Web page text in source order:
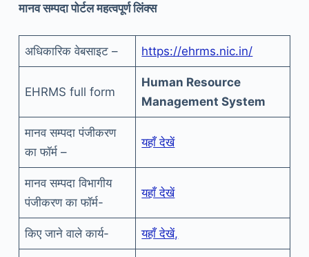
मानव सम्पदा पोर्टल महत्वपूर्ण लिंक्स
अधिकारिक वेबसाइट – https://ehrms.nic.in/
EHRMS full form
Human Resource
Management System
मानव सम्पदा पंजीकरण
का फॉर्म –
यहाँ देखें
मानव सम्पदा विभागीय
पंजीकरण का फॉर्म-
यहाँ देखें
किए जाने वाले कार्य- यहाँ देखें,